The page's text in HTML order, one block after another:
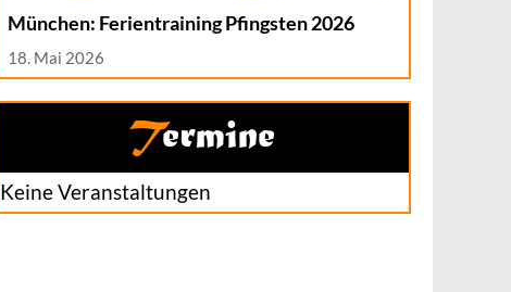
München: Ferientraining Pfingsten 2026
18. Mai 2026
Termine
Keine Veranstaltungen